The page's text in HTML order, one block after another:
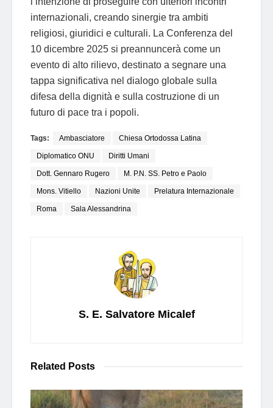
internazionali, creando sinergie tra ambiti
religiosi, giuridici e culturali. La Conferenza del
10 dicembre 2025 si preannuncerà come un
evento di alto rilievo, destinato a segnare una
tappa significativa nel dialogo globale sulla
difesa della dignità e sulla costruzione di un
futuro di pace tra i popoli.
Tags: Ambasciatore Chiesa Ortodossa Latina
Diplomatico ONU Diritti Umani
Dott. Gennaro Rugero M. P.N. SS. Petro e Paolo
Mons. Vitiello Nazioni Unite Prelatura Internazionale
Roma Sala Alessandrina
S. E. Salvatore Micalef
Related Posts